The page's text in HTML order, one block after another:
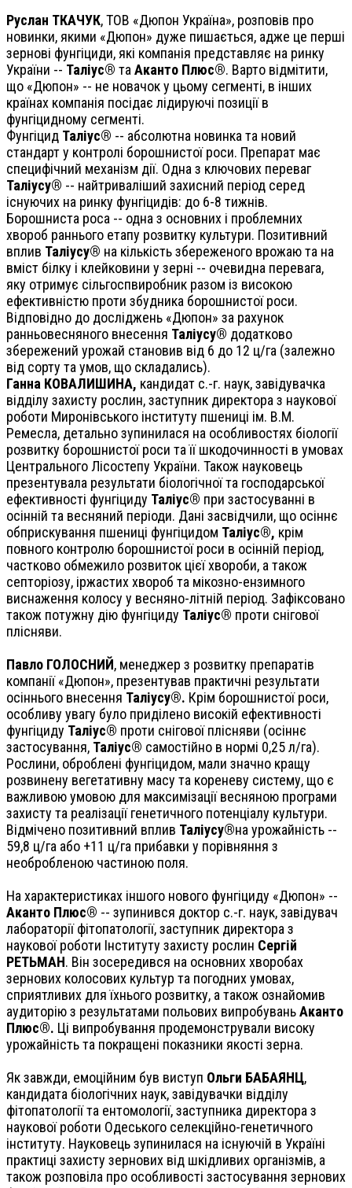
Руслан ТКАЧУК, ТОВ «Дюпон Україна», розповів про
новинки, якими «Дюпон» дуже пишається, адже це перші
зернові фунгіциди, які компанія представляє на ринку
України -- Таліус® та Аканто Плюс®. Варто відмітити,
що «Дюпон» -- не новачок у цьому сегменті, в інших
країнах компанія посідає лідируючі позиції в
фунгіцидному сегменті.
Фунгіцид Таліус® -- абсолютна новинка та новий
стандарт у контролі борошнистої роси. Препарат має
специфічний механізм дії. Одна з ключових переваг
Таліусу® -- найтриваліший захисний період серед
існуючих на ринку фунгіцидів: до 6-8 тижнів.
Борошниста роса -- одна з основних і проблемних
хвороб раннього етапу розвитку культури. Позитивний
вплив Таліусу® на кількість збереженого врожаю та на
вміст білку і клейковини у зерні -- очевидна перевага,
яку отримує сільгоспвиробник разом із високою
ефективністю проти збудника борошнистої роси.
Відповідно до досліджень «Дюпон» за рахунок
ранньовесняного внесення Таліусу® додатково
збережений урожай становив від 6 до 12 ц/га (залежно
від сорту та умов, що складались).
Ганна КОВАЛИШИНА, кандидат с.-г. наук, завідувачка
відділу захисту рослин, заступник директора з наукової
роботи Миронівського інституту пшениці ім. В.М.
Ремесла, детально зупинилася на особливостях біології
розвитку борошнистої роси та її шкодочинності в умовах
Центрального Лісостепу України. Також науковець
презентувала результати біологічної та господарської
ефективності фунгіциду Таліус® при застосуванні в
осінній та весняний періоди. Дані засвідчили, що осіннє
обприскування пшениці фунгіцидом Таліус®, крім
повного контролю борошнистої роси в осінній період,
частково обмежило розвиток цієї хвороби, а також
септоріозу, іржастих хвороб та мікозно-ензимного
виснаження колосу у весняно-літній період. Зафіксовано
також потужну дію фунгіциду Таліус® проти снігової
плісняви.
Павло ГОЛОСНИЙ, менеджер з розвитку препаратів
компанії «Дюпон», презентував практичні результати
осіннього внесення Таліусу®. Крім борошнистої роси,
особливу увагу було приділено високій ефективності
фунгіциду Таліус® проти снігової плісняви (осіннє
застосування, Таліус® самостійно в нормі 0,25 л/га).
Рослини, оброблені фунгіцидом, мали значно кращу
розвинену вегетативну масу та кореневу систему, що є
важливою умовою для максимізації весняною програми
захисту та реалізації генетичного потенціалу культури.
Відмічено позитивний вплив Таліусу®на урожайність --
59,8 ц/га або +11 ц/га прибавки у порівняння з
необробленою частиною поля.
На характеристиках іншого нового фунгіциду «Дюпон» --
Аканто Плюс® -- зупинився доктор с.-г. наук, завідувач
лабораторії фітопатології, заступник директора з
наукової роботи Інституту захисту рослин Сергій
РЕТЬМАН. Він зосередився на основних хворобах
зернових колосових культур та погодних умовах,
сприятливих для їхнього розвитку, а також ознайомив
аудиторію з результатами польових випробуваньАканто
Плюс®. Ці випробування продемонстрували високу
урожайність та покращені показники якості зерна.
Як завжди, емоційним був виступ Ольги БАБАЯНЦ,
кандидата біологічних наук, завідувачки відділу
фітопатології та ентомології, заступника директора з
наукової роботи Одеського селекційно-генетичного
інституту. Науковець зупинилася на існуючій в Україні
практиці захисту зернових від шкідливих організмів, а
також розповіла про особливості застосування зернових